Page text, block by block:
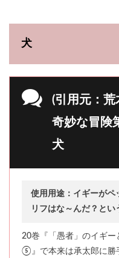
犬
(引用元：
奇妙な冒険
犬
使用用途：イギーがペ
リフはな～んだ？とい
20巻『「愚者」のイギ
⑤』で本来は承太郎に勝